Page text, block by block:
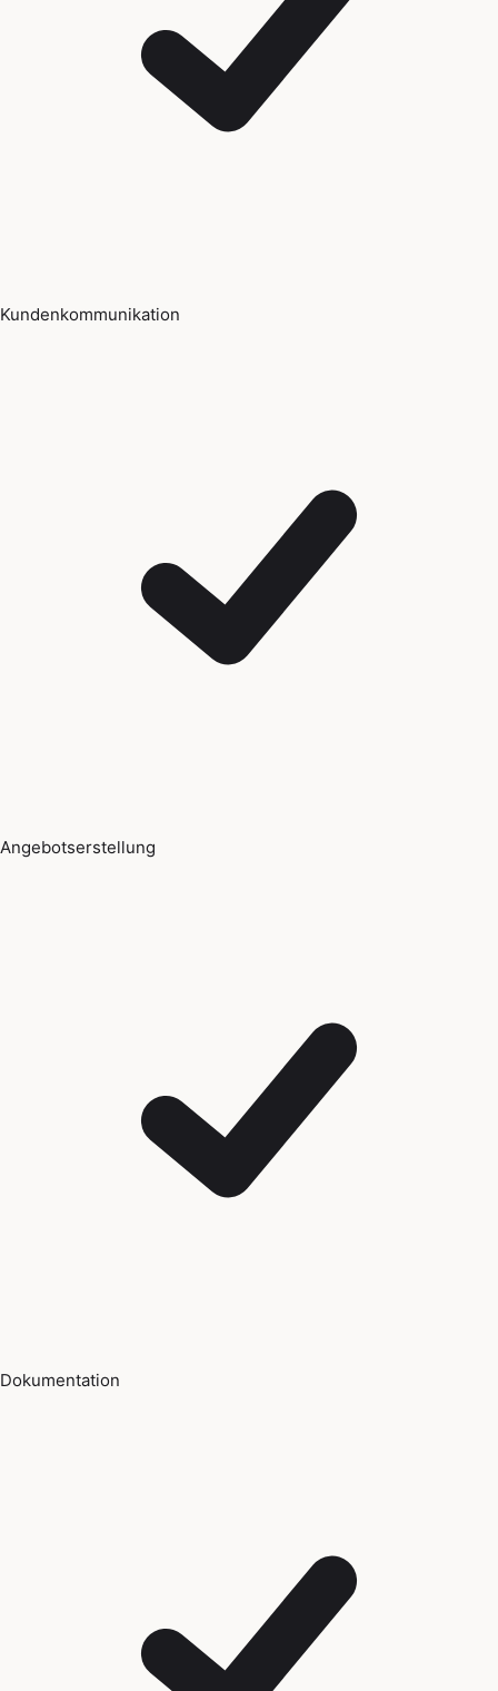
Kundenkommunikation
Angebotserstellung
Dokumentation